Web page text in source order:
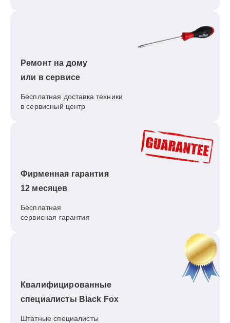
Ремонт на дому
или в сервисе
Бесплатная доставка техники
в сервисный центр
Фирменная гарантия
12 месяцев
Бесплатная
сервисная гарантия
Квалифицированные
специалисты Black Fox
Штатные специалисты